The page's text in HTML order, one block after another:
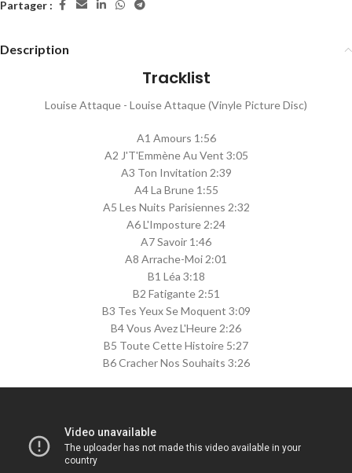
Partager :
Description
Tracklist
Louise Attaque - Louise Attaque (Vinyle Picture Disc)
A1 Amours 1:56
A2 J'T'Emmène Au Vent 3:05
A3 Ton Invitation 2:39
A4 La Brune 1:55
A5 Les Nuits Parisiennes 2:32
A6 L'Imposture 2:24
A7 Savoir 1:46
A8 Arrache-Moi 2:01
B1 Léa 3:18
B2 Fatigante 2:51
B3 Tes Yeux Se Moquent 3:09
B4 Vous Avez L'Heure 2:26
B5 Toute Cette Histoire 5:27
B6 Cracher Nos Souhaits 3:26